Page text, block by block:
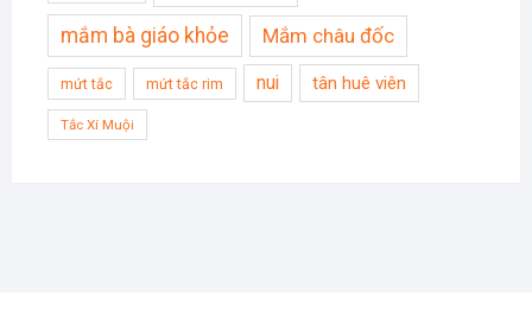
mắm bà giáo khỏe Mắm châu đốc
mứt tắc mứt tắc rim nui tân huê viên
Tắc Xí Muội